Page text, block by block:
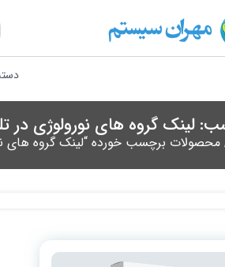
لینک گروه های نورولوژی در
برچسب خورده “لینک گروه های